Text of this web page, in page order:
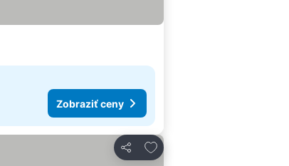
Zobraziť ceny
Zdieľať
Pridať do obľúbených